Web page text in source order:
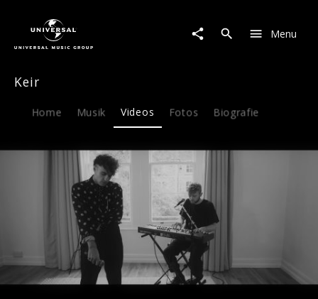
This
Menu
Keir
Home Musik Videos Fotos Biografie
Play